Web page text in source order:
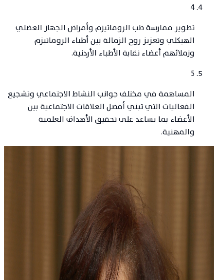
4
تطوير ممارسة طب الروماتيزم وأمراض الجهاز العضلي
الهيكلي وتعزيز روح الزمالة بين أطباء الروماتيزم
وزملائهم أعضاء نقابة الأطباء الأردنية.
5
المساهمة في مختلف جوانب النشاط الاجتماعي وتشجيع
الفعاليات التي تبني أفضل العلاقات الاجتماعية بين
الأعضاء بما يساعد على تحقيق الأهداف العلمية
والمهنية.
في 22 أيار 2002، اجتمع نخبة من أطباء الروماتيزم لتأسيس
جمعية أطباء أمراض الروماتيزم والمفاصل الأردنية، واعتماد
نظامها الداخلي ووضع أهدافها لتطوير التخصص والمختصين.
د. احمد السواس
د. علاء الهرش